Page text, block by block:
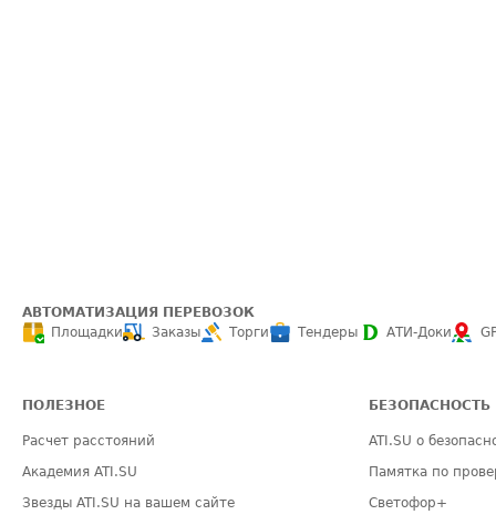
АВТОМАТИЗАЦИЯ ПЕРЕВОЗОК
Площадки
Заказы Торги Тендеры АТИ-Доки
ПОЛЕЗНОЕ
Расчет расстояний
Академия ATI.SU
Звезды ATI.SU на вашем сайте
БЕЗОПАСНОСТЬ
ATI.SU о
Памятка по
Светофор+